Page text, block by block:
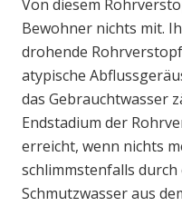
Von diesem
Bewohner nichts mit.
drohende
atypische
das Gebrauchtwasser
Endstadium der
erreicht, wenn nichts
schlimmstenfalls durch
Schmutzwasser aus